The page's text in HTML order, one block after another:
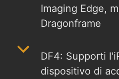
Imaging Edge,
Dragonframe
b
DF4: Supporti
dispositivo di